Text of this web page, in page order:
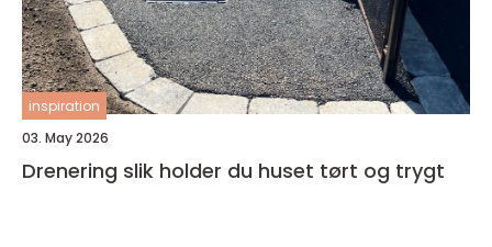
inspiration
03. May 2026
Drenering slik holder du huset tørt og trygt